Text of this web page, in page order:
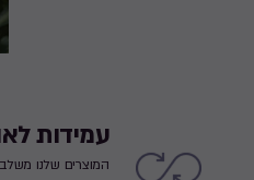
עמידות
המוצרים שלנו